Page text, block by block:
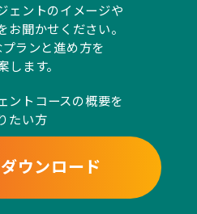
ェントのイメージや
お聞かせください。
ランと進め方を
します。
ントコースの概要を
たい方
ウンロード